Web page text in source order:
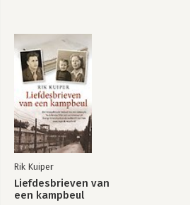
Rik Kuiper
Liefdesbrieven van
een kampbeul